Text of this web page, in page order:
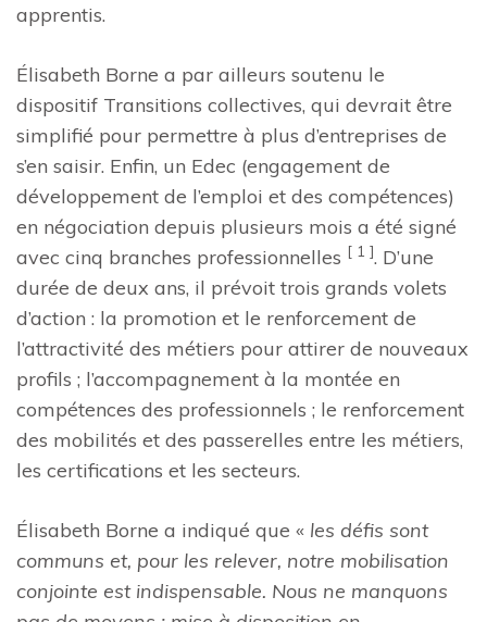
apprentis.
Élisabeth Borne a par ailleurs soutenu le
dispositif Transitions collectives, qui devrait être
simplifié pour permettre à plus d’entreprises de
s’en saisir. Enfin, un Edec (engagement de
développement de l’emploi et des compétences)
en négociation depuis plusieurs mois a été signé
avec cinq branches professionnelles [ 1 ]. D’une
durée de deux ans, il prévoit trois grands volets
d’action : la promotion et le renforcement de
l’attractivité des métiers pour attirer de nouveaux
profils ; l’accompagnement à la montée en
compétences des professionnels ; le renforcement
des mobilités et des passerelles entre les métiers,
les certifications et les secteurs.
Élisabeth Borne a indiqué que « les défis sont
communs et, pour les relever, notre mobilisation
conjointe est indispensable. Nous ne manquons